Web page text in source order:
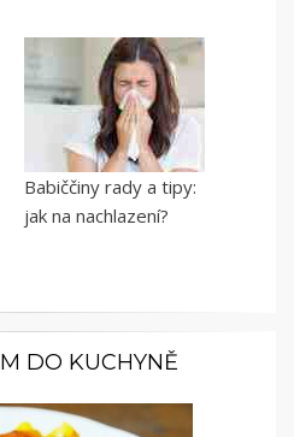
Babiččiny rady a tipy:
jak na nachlazení?
DO KUCHYNĚ